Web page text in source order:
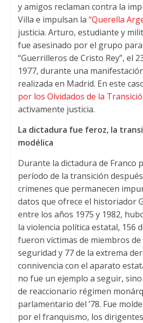
y amigos reclaman contra la
Villa e impulsan la “Querella
justicia. Arturo, estudiante y
fue asesinado por el grupo
“Guerrilleros de Cristo Rey”, el
1977, durante una
realizada en Madrid. En este
por los Olvidados de la
activamente justicia.
La dictadura fue feroz, la
modélica
Durante la dictadura de Franco
período de la transición
crímenes que permanecen
datos que ofrece el historiador
entre los años 1975 y 1982,
la violencia política estatal, 156
fueron víctimas de miembros de
seguridad y 77 de la extrema
connivencia con el aparato
no fue un ejemplo a seguir,
de reaccionario régimen
parlamentario del ’78. Fue
por el franquismo, los